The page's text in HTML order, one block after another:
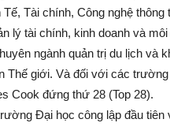
Tài chính, Công nghệ thông
lý tài chính, kinh doanh và
ngành quản trị du lịch và
Thế giới. Và đối với các
Cook đứng thứ 28 (Top 28).
Đại học công lập đầu